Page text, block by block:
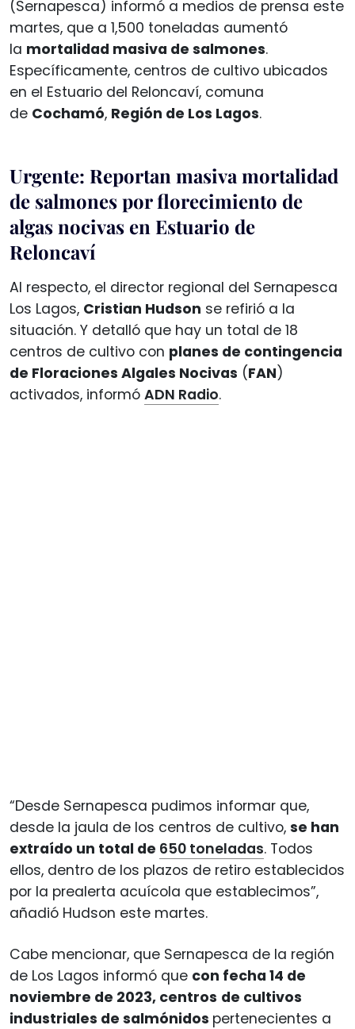
(Sernapesca) informó a medios de prensa este
martes, que a 1,500 toneladas aumentó
la mortalidad masiva de salmones.
Específicamente, centros de cultivo ubicados
en el Estuario del Reloncaví, comuna
de Cochamó, Región de Los Lagos.
Urgente: Reportan masiva mortalidad
de salmones por florecimiento de
algas nocivas en Estuario de
Reloncaví
Al respecto, el director regional del Sernapesca
Los Lagos, Cristian Hudson se refirió a la
situación. Y detalló que hay un total de 18
centros de cultivo con planes de contingencia
de Floraciones Algales Nocivas (FAN)
activados, informó ADN Radio.
“Desde Sernapesca pudimos informar que,
desde la jaula de los centros de cultivo, se han
extraído un total de 650 toneladas. Todos
ellos, dentro de los plazos de retiro establecidos
por la prealerta acuícola que establecimos”,
añadió Hudson este martes.
Cabe mencionar, que Sernapesca de la región
de Los Lagos informó que con fecha 14 de
noviembre de 2023, centros de cultivos
industriales de salmónidos pertenecientes a